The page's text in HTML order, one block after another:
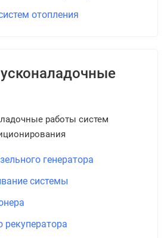
отопления
работы систем
генератора
системы